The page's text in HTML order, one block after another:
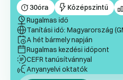
30óra Középszintű
Rugalmas idő
Tanítási idő: Magyarország
A hét bármely napján
Rugalmas kezdési időpont
CEFR tanúsítvánnyal
Anyanyelvi oktatók